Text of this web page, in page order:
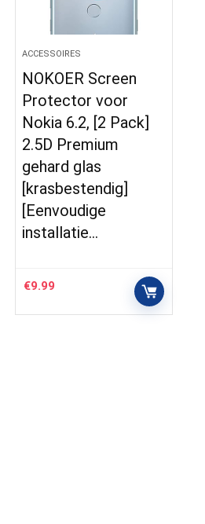
ACCESSOIRES
NOKOER Screen
Protector voor
Nokia 6.2, [2 Pack]
2.5D Premium
gehard glas
[krasbestendig]
[Eenvoudige
installatie…
€9.99